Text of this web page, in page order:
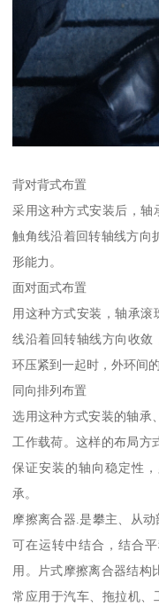
背对背式布置
采用这种方式安装后，轴
触角线沿着回转轴线方向
形能力。
面对面式布置
用这种方式安装，轴承滚
线沿着回转轴线方向收敛
环压紧到一起时，外环间
同向排列布置
选用这种方式安装的轴承
工作载荷。这样的布局方
保证安装的轴向稳定性
承。
摩擦离合器.是攀主、从
可在运转中结合，结合
用。片式摩擦离合器结构
常应用于汽车、拖拉机、